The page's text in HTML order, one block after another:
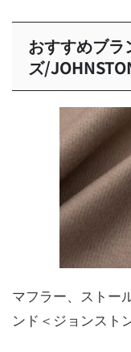
おすすめブラ
ズ/
マフラー、ストー
ンド＜ジョンスト